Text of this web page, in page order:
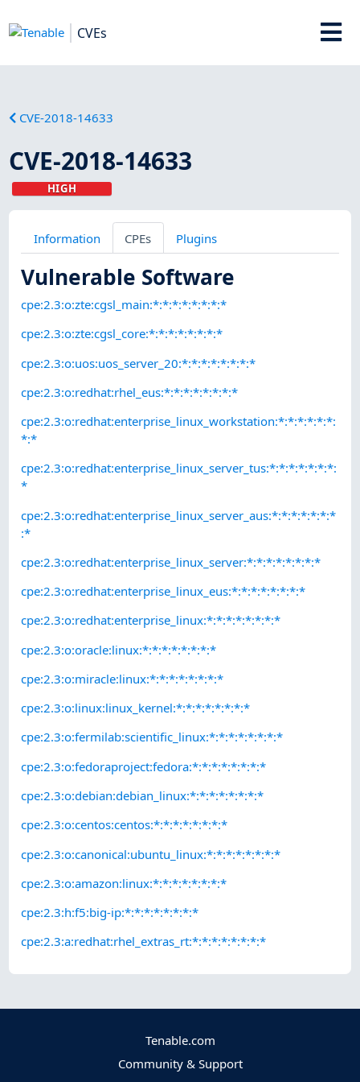
CVEs
CVE-2018-14633
CVE-2018-14633
HIGH
Information CPEs Plugins
Vulnerable Software
cpe:2.3:o:zte:cgsl_main:*:*:*:*:*:*:*:*
cpe:2.3:o:zte:cgsl_core:*:*:*:*:*:*:*:*
cpe:2.3:o:uos:uos_server_20:*:*:*:*:*:*:*:*
cpe:2.3:o:redhat:rhel_eus:*:*:*:*:*:*:*:*
cpe:2.3:o:redhat:enterprise_linux_workstation:*:*:*:*:*:*:
*:*
cpe:2.3:o:redhat:enterprise_linux_server_tus:*:*:*:*:*:*:*:
*
cpe:2.3:o:redhat:enterprise_linux_server_aus:*:*:*:*:*:*:*
:*
cpe:2.3:o:redhat:enterprise_linux_server:*:*:*:*:*:*:*:*
cpe:2.3:o:redhat:enterprise_linux_eus:*:*:*:*:*:*:*:*
cpe:2.3:o:redhat:enterprise_linux:*:*:*:*:*:*:*:*
cpe:2.3:o:oracle:linux:*:*:*:*:*:*:*:*
cpe:2.3:o:miracle:linux:*:*:*:*:*:*:*:*
cpe:2.3:o:linux:linux_kernel:*:*:*:*:*:*:*:*
cpe:2.3:o:fermilab:scientific_linux:*:*:*:*:*:*:*:*
cpe:2.3:o:fedoraproject:fedora:*:*:*:*:*:*:*:*
cpe:2.3:o:debian:debian_linux:*:*:*:*:*:*:*:*
cpe:2.3:o:centos:centos:*:*:*:*:*:*:*:*
cpe:2.3:o:canonical:ubuntu_linux:*:*:*:*:*:*:*:*
cpe:2.3:o:amazon:linux:*:*:*:*:*:*:*:*
cpe:2.3:h:f5:big-ip:*:*:*:*:*:*:*:*
cpe:2.3:a:redhat:rhel_extras_rt:*:*:*:*:*:*:*:*
Tenable.com
Community & Support